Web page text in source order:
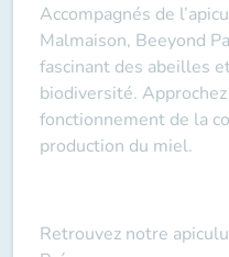
Accompagnés de
Malmaison, Beeyond
fascinant des abeilles
biodiversité.
fonctionnement de la
production du miel.
Retrouvez notre